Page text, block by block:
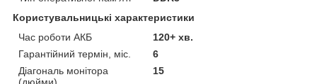
Користувальницькі характеристики
Час роботи АКБ
120+ хв.
Гарантійний термін, міс.
6
Діагональ монітора
(дюйми)
15